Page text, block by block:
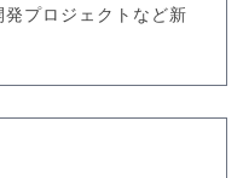
プロジェクトなど新